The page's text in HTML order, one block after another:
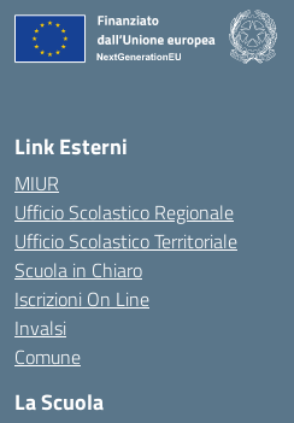
Link Esterni
MIUR
Ufficio Scolastico Regionale
Ufficio Scolastico Territoriale
Scuola in Chiaro
Iscrizioni On Line
Invalsi
Comune
La Scuola